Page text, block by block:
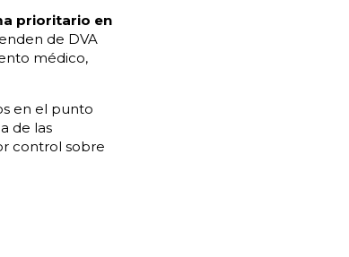
prioritario en
de DVA
médico,
en el punto
de las
control sobre